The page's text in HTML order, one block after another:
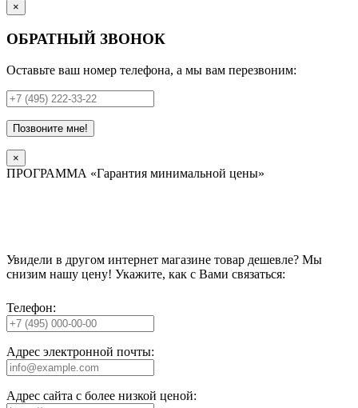
×
ОБРАТНЫЙ ЗВОНОК
Оставьте ваш номер телефона, а мы вам перезвоним:
Позвоните мне!
×
ПРОГРАММА «Гарантия минимальной цены»
Увидели в другом интернет магазине товар дешевле? Мы
снизим нашу цену! Укажите, как с Вами связаться:
Телефон:
Адрес электронной почты:
Адрес сайта с более низкой ценой: